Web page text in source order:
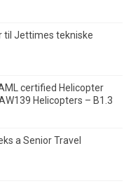
til Jettimes tekniske
certified Helicopter
Helicopters – B1.3
a Senior Travel